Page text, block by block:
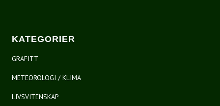
KATEGORIER
GRAFITT
METEOROLOGI / KLIMA
LIVSVITENSKAP